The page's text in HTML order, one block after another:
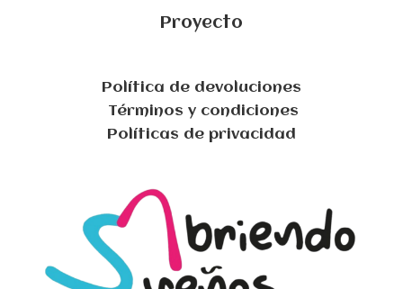
Proyecto
Política de devoluciones
Términos y condiciones
Políticas de privacidad